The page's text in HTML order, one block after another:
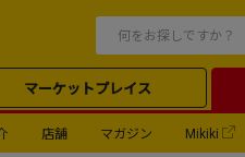
マーケットプレイス
店舗 マガジン Mikiki